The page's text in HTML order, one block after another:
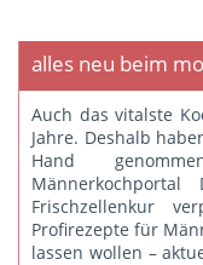
alles neu beim
Auch das vitalste
Jahre. Deshalb
Hand
Männerkochportal
Frischzellenkur
Profirezepte für
lassen wollen –